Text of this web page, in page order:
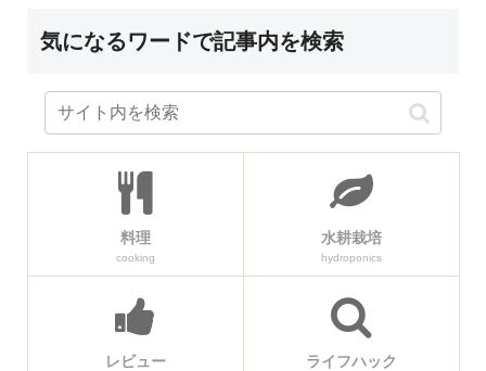
気になるワードで記事内を検索
料理
cooking
水耕栽培
hydroponics
レビュー ライフハック